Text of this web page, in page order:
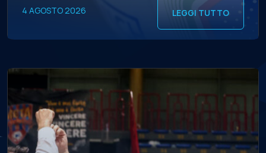
e Sporting Sala Consilina), tre laziali (Roma 1927,
4 AGOSTO 2026 LEGGI TUTTO